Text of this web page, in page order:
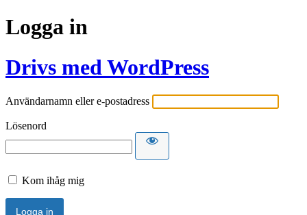
Logga in
Drivs med WordPress
Användarnamn eller e-postadress
Lösenord
Kom ihåg mig